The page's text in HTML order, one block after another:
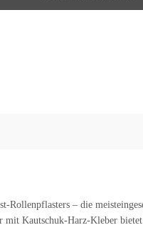
Rollenpflasters – die
Kautschuk-Harz-Kleber